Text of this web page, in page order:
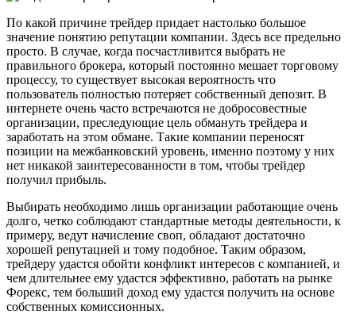
По какой причине трейдер придает настолько большое
значение понятию репутации компании. Здесь все предельно
просто. В случае, когда посчастливится выбрать не
правильного брокера, который постоянно мешает торговому
процессу, то существует высокая вероятность что
пользователь полностью потеряет собственный депозит. В
интернете очень часто встречаются не добросовестные
организации, преследующие цель обмануть трейдера и
заработать на этом обмане. Такие компании переносят
позиции на межбанковский уровень, именно поэтому у них
нет никакой заинтересованности в том, чтобы трейдер
получил прибыль.
Выбирать необходимо лишь организации работающие очень
долго, четко соблюдают стандартные методы деятельности, к
примеру, ведут начисление своп, обладают достаточно
хорошей репутацией и тому подобное. Таким образом,
трейдеру удастся обойти конфликт интересов с компанией, и
чем длительнее ему удастся эффективно, работать на рынке
Форекс, тем больший доход ему удастся получить на основе
собственных комиссионных.